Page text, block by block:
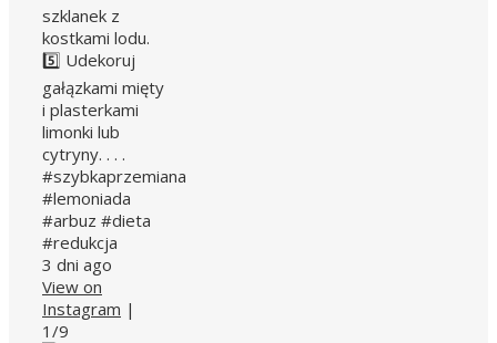
szklanek z
kostkami lodu.
5️⃣ Udekoruj
gałązkami mięty
i plasterkami
limonki lub
cytryny. . . .
#szybkaprzemiana
#lemoniada
#arbuz #dieta
#redukcja
3 dni ago
View on
Instagram |
1/9